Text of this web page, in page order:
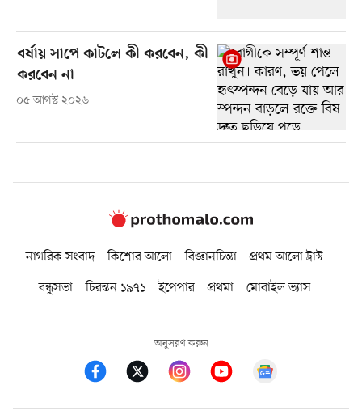
বর্ষায় সাপে কাটলে কী করবেন, কী
করবেন না
০৫ আগস্ট ২০২৬
নাগরিক সংবাদ কিশোর আলো বিজ্ঞানচিন্তা
প্রথম আলো ট্রাস্ট
বন্ধুসভা
চিরন্তন ১৯৭১ ইপেপার প্রথমা মোবাইল ভ্যাস
অনুসরণ করুন